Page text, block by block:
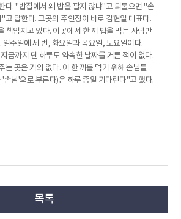
다. "밥집에서 왜 밥을 팔지 않냐"고 되물으면 "손
고 답한다. 그곳의 주인장이 바로 김현일 대표다.
책임지고 있다. 이곳에서 한 끼 밥을 먹는 사람만
일주일에 세 번, 화요일과 목요일, 토요일이다.
금까지 단 하루도 약속한 날짜를 거른 적이 없다.
는 곳은 거의 없다. 이 한 끼를 먹기 위해 손님들
손님'으로 부른다)은 하루 종일 기다린다"고 했다.
목록